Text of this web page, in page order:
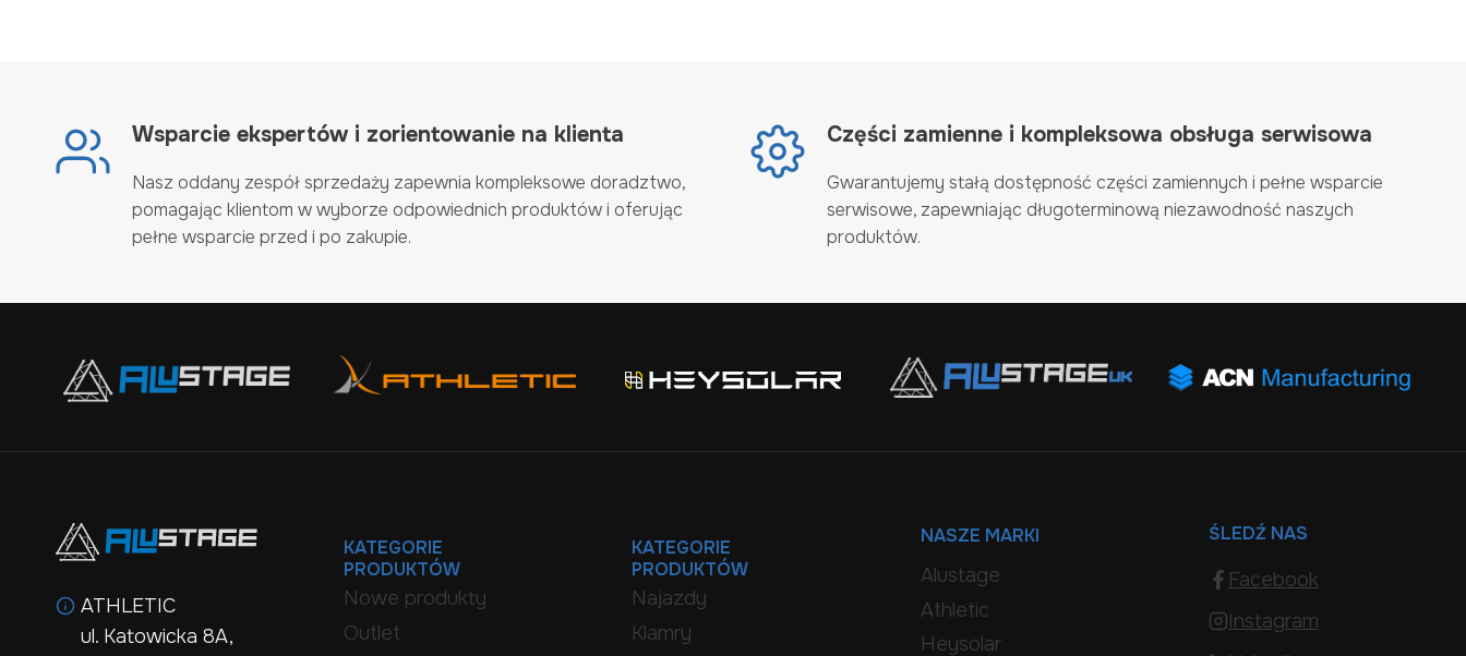
Wsparcie ekspertów i zorientowanie na klienta
Nasz oddany zespół sprzedaży zapewnia kompleksowe doradztwo,
pomagając klientom w wyborze odpowiednich produktów i oferując
pełne wsparcie przed i po zakupie.
Części zamienne i kompleksowa obsługa serwisowa
Gwarantujemy stałą dostępność części zamiennych i pełne wsparcie
serwisowe, zapewniając długoterminową niezawodność naszych
produktów.
ATHLETIC
ul. Katowicka 8A,
KATEGORIE
PRODUKTÓW
Nowe produkty
Outlet
KATEGORIE
PRODUKTÓW
Najazdy
Klamry
NASZE MARKI
Alustage
Athletic
Heysolar
ŚLEDŹ NAS
Facebook
Instagram